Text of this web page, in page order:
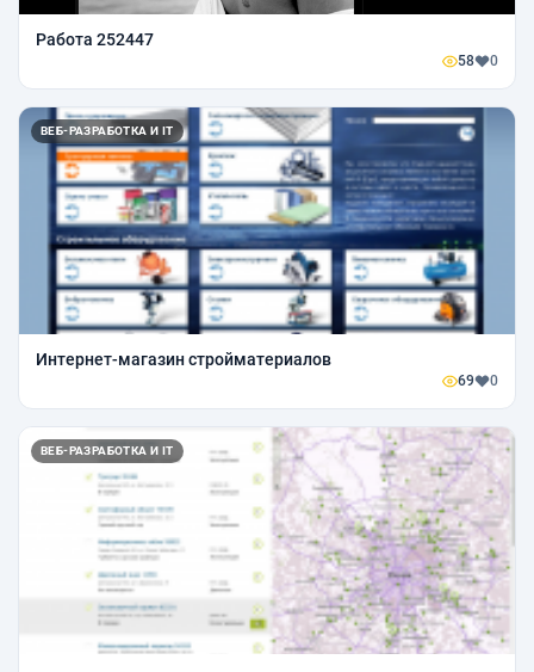
Работа 252447
58 0
ВЕБ-РАЗРАБОТКА И IT
Интернет-магазин стройматериалов
69 0
ВЕБ-РАЗРАБОТКА И IT